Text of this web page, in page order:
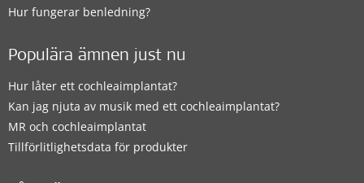
Hur fungerar benledning?
Populära ämnen just nu
Hur låter ett cochleaimplantat?
Kan jag njuta av musik med ett cochleaimplantat?
MR och cochleaimplantat
Tillförlitlighetsdata för produkter